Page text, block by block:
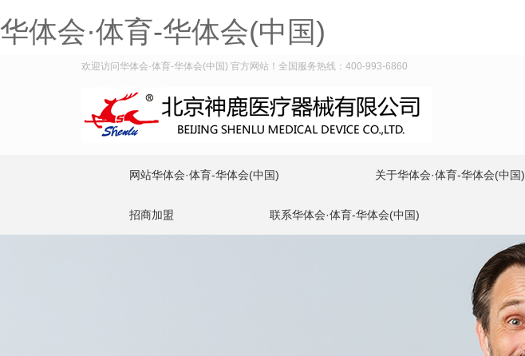
华体会·体育-华体会(中国)
欢迎访问华体会·体育-华体会(中国) 官方网站！全国服务热线：400-993-6860
网站华体会·体育-华体会(中国) 关于华体会·体育-华体会(中国)
招商加盟 联系华体会·体育-华体会(中国)